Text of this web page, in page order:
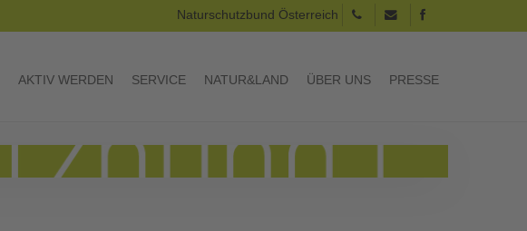
Naturschutzbund Österreich
AKTIV WERDEN SERVICE NATUR&LAND ÜBER UNS PRESSE